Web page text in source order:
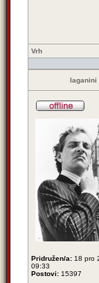
Vrh
laganini
Pridružen/a: 18 pro
09:33
Postovi: 15397